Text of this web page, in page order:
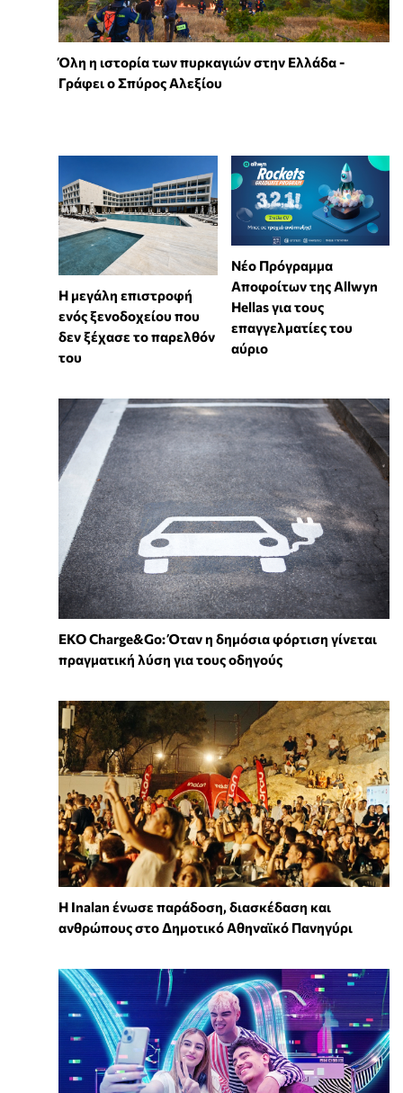
Όλη η ιστορία των πυρκαγιών στην Ελλάδα -
Γράφει ο Σπύρος Αλεξίου
Η μεγάλη επιστροφή
ενός ξενοδοχείου που
δεν ξέχασε το παρελθόν
του
Νέο Πρόγραμμα
Αποφοίτων της Allwyn
Hellas για τους
επαγγελματίες του
αύριο
EKO Charge&Go: Όταν η δημόσια φόρτιση γίνεται
πραγματική λύση για τους οδηγούς
Η Inalan ένωσε παράδοση, διασκέδαση και
ανθρώπους στο Δημοτικό Αθηναϊκό Πανηγύρι